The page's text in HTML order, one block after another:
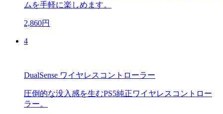
ムを手軽に楽しめます。
2,860円
4
DualSense ワイヤレスコントローラー
圧倒的な没入感を生むPS5純正ワイヤレスコントロー
ラー。